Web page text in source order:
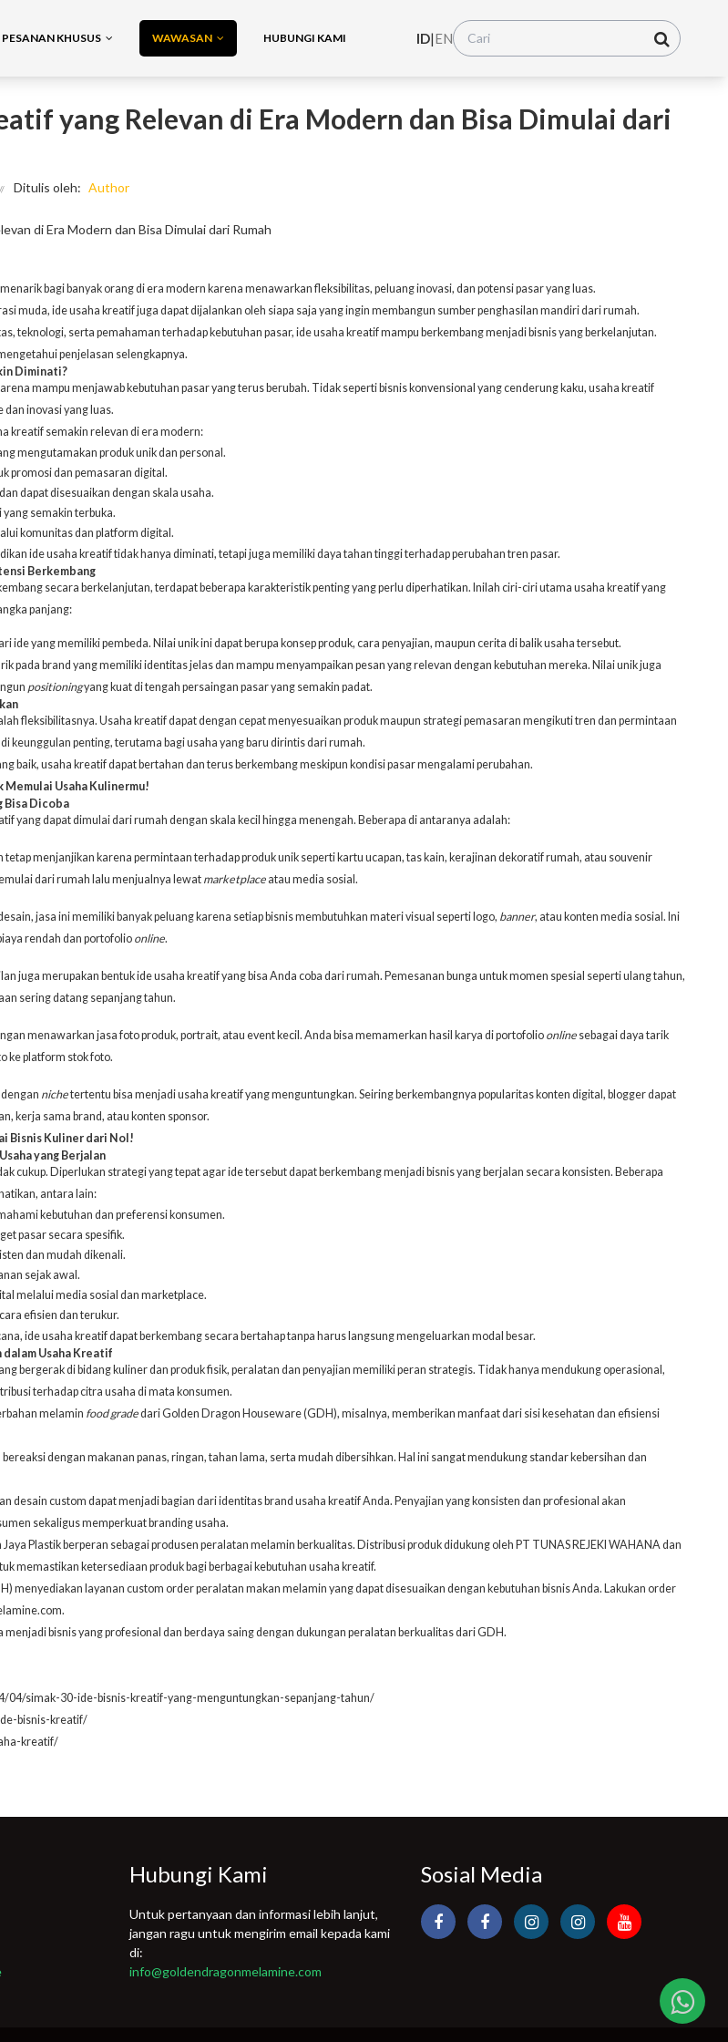
PESANAN KHUSUS WAWASAN HUBUNGI KAMI ID|EN
yang Relevan di Era Modern dan Bisa Dimulai dari
Ditulis oleh: Author
bagi banyak orang di era modern karena menawarkan fleksibilitas, peluang inovasi, dan potensi pasar yang luas.
muda, ide usaha kreatif juga dapat dijalankan oleh siapa saja yang ingin membangun sumber penghasilan mandiri dari rumah.
teknologi, serta pemahaman terhadap kebutuhan pasar, ide usaha kreatif mampu berkembang menjadi bisnis yang berkelanjutan.
penjelasan selengkapnya.
Diminati?
mampu menjawab kebutuhan pasar yang terus berubah. Tidak seperti bisnis konvensional yang cenderung kaku, usaha kreatif
inovasi yang luas.
kreatif semakin relevan di era modern:
mengutamakan produk unik dan personal.
promosi dan pemasaran digital.
dapat disesuaikan dengan skala usaha.
semakin terbuka.
komunitas dan platform digital.
ide usaha kreatif tidak hanya diminati, tetapi juga memiliki daya tahan tinggi terhadap perubahan tren pasar.
Berkembang
secara berkelanjutan, terdapat beberapa karakteristik penting yang perlu diperhatikan. Inilah ciri-ciri utama usaha kreatif yang
panjang:
ide yang memiliki pembeda. Nilai unik ini dapat berupa konsep produk, cara penyajian, maupun cerita di balik usaha tersebut.
pada brand yang memiliki identitas jelas dan mampu menyampaikan pesan yang relevan dengan kebutuhan mereka. Nilai unik juga
positioningyang kuat di tengah persaingan pasar yang semakin padat.
fleksibilitasnya. Usaha kreatif dapat dengan cepat menyesuaikan produk maupun strategi pemasaran mengikuti tren dan permintaan
keunggulan penting, terutama bagi usaha yang baru dirintis dari rumah.
baik, usaha kreatif dapat bertahan dan terus berkembang meskipun kondisi pasar mengalami perubahan.
Memulai Usaha Kulinermu!
Bisa Dicoba
yang dapat dimulai dari rumah dengan skala kecil hingga menengah. Beberapa di antaranya adalah:
tetap menjanjikan karena permintaan terhadap produk unik seperti kartu ucapan, tas kain, kerajinan dekoratif rumah, atau souvenir
dari rumah lalu menjualnya lewatmarketplace atau media sosial.
, jasa ini memiliki banyak peluang karena setiap bisnis membutuhkan materi visual seperti logo, banner, atau konten media sosial. Ini
rendah dan portofolio online.
juga merupakan bentuk ide usaha kreatif yang bisa Anda coba dari rumah. Pemesanan bunga untuk momen spesial seperti ulang tahun,
sering datang sepanjang tahun.
menawarkan jasa foto produk, portrait, atau event kecil. Anda bisa memamerkan hasil karya di portofolio online sebagai daya tarik
ke platform stok foto.
nichetertentu bisa menjadi usaha kreatif yang menguntungkan. Seiring berkembangnya popularitas konten digital, blogger dapat
kerja sama brand, atau konten sponsor.
Bisnis Kuliner dari Nol!
yang Berjalan
cukup. Diperlukan strategi yang tepat agar ide tersebut dapat berkembang menjadi bisnis yang berjalan secara konsisten. Beberapa
antara lain:
kebutuhan dan preferensi konsumen.
pasar secara spesifik.
dan mudah dikenali.
sejak awal.
melalui media sosial dan marketplace.
efisien dan terukur.
ide usaha kreatif dapat berkembang secara bertahap tanpa harus langsung mengeluarkan modal besar.
dalam Usaha Kreatif
bergerak di bidang kuliner dan produk fisik, peralatan dan penyajian memiliki peran strategis. Tidak hanya mendukung operasional,
terhadap citra usaha di mata konsumen.
melamin food gradedariGolden Dragon Houseware (GDH), misalnya, memberikan manfaat dari sisi kesehatan dan efisiensi
dengan makanan panas, ringan, tahan lama, serta mudah dibersihkan. Hal ini sangat mendukung standar kebersihan dan
desain custom dapat menjadi bagian dari identitas brand usaha kreatif Anda. Penyajian yang konsisten dan profesional akan
sekaligus memperkuat branding usaha.
Plastik berperan sebagai produsen peralatan melamin berkualitas. Distribusi produk didukung oleh PT TUNAS REJEKI WAHANA dan
memastikan ketersediaan produk bagi berbagai kebutuhan usaha kreatif.
menyediakan layanan custom order peralatan makan melamin yang dapat disesuaikan dengan kebutuhan bisnis Anda. Lakukan order
.
bisnis yang profesional dan berdaya saing dengan dukungan peralatan berkualitas dari GDH.
04/simak-30-ide-bisnis-kreatif-yang-menguntungkan-sepanjang-tahun/
bisnis-kreatif/
kreatif/
Hubungi Kami
Untuk pertanyaan dan informasi lebih lanjut,
jangan ragu untuk mengirim email kepada kami
di:
info@goldendragonmelamine.com
Sosial Media